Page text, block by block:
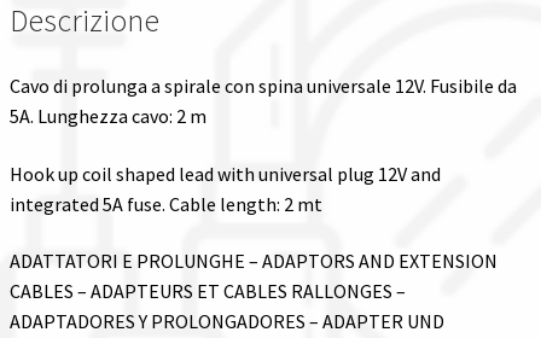
Checkout
Il mio account
Descrizione
Cavo di prolunga a spirale con spina universale 12V. Fusibile da
5A. Lunghezza cavo: 2 m
Hook up coil shaped lead with universal plug 12V and
integrated 5A fuse. Cable length: 2 mt
ADATTATORI E PROLUNGHE – ADAPTORS AND EXTENSION
CABLES – ADAPTEURS ET CABLES RALLONGES –
ADAPTADORES Y PROLONGADORES – ADAPTER UND